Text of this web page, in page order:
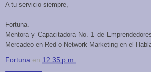
A tu servicio siempre,
Fortuna.
Mentora y Capacitadora No. 1 de
Mercadeo en Red o Network Marketing en el
Fortuna en 12:35 p.m.